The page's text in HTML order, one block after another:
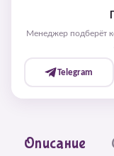
Менеджер подберёт
Telegram
Описание